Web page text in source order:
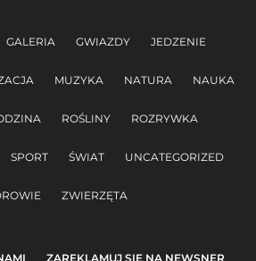
GALERIA GWIAZDY JEDZENIE
MUZYKA NATURA NAUKA
ROŚLINY ROZRYWKA
SPORT ŚWIAT UNCATEGORIZED
ZWIERZĘTA
ZAREKLAMUJ SIĘ NA NEWSNER